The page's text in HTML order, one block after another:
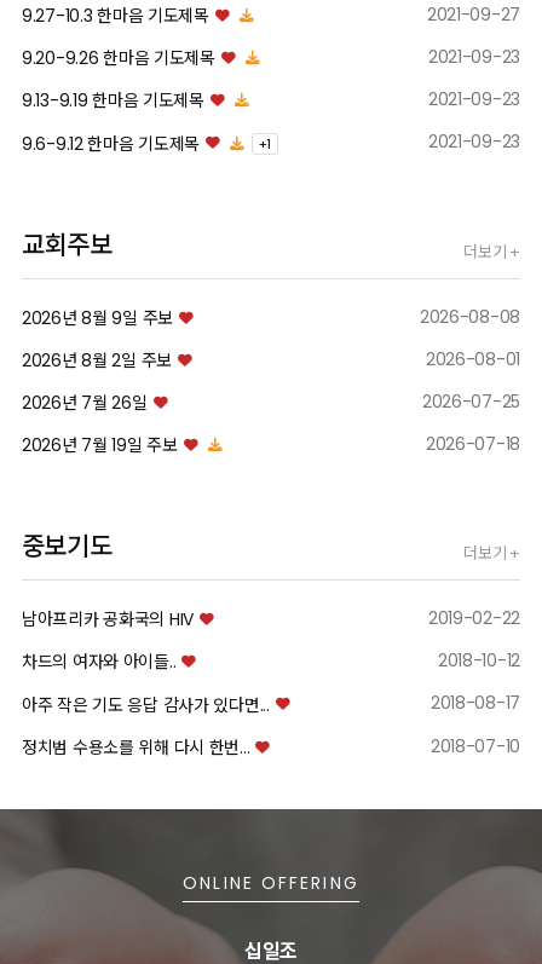
04/17/2026
AI_seminar
자세히보기
9.27-10.3 한마음 기도제목
2021-09-27
9.20-9.26 한마음 기도제목
2021-09-23
9.13-9.19 한마음 기도제목
2021-09-23
9.6-9.12 한마음 기도제목
+1 2021-09-23
교회주보 더보기 +
2026년 8월 9일 주보
2026-08-08
2026년 8월 2일 주보
2026-08-01
2026년 7월 26일
2026-07-25
2026년 7월 19일 주보
2026-07-18
중보기도 더보기 +
남아프리카 공화국의 HIV
2019-02-22
차드의 여자와 아이들..
2018-10-12
아주 작은 기도 응답 감사가 있다면...
2018-08-17
정치범 수용소를 위해 다시 한번...
2018-07-10
ONLINE OFFERING
십일조